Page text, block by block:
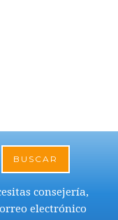
BUSCAR
consejería,
electrónico